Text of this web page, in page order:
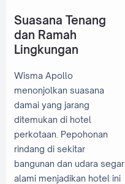
Suasana Tenang
dan Ramah
Lingkungan
Wisma Apollo
menonjolkan suasana
damai yang jarang
ditemukan di hotel
perkotaan. Pepohonan
rindang di sekitar
bangunan dan udara segar
alami menjadikan hotel ini